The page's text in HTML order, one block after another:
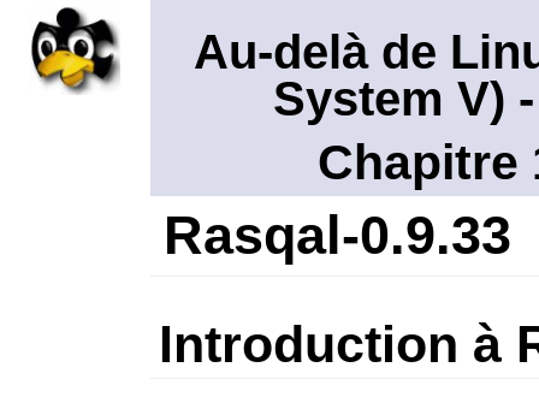
Au-delà de
System V)
Chapitre
Rasqal-0.9.33
Introduction à